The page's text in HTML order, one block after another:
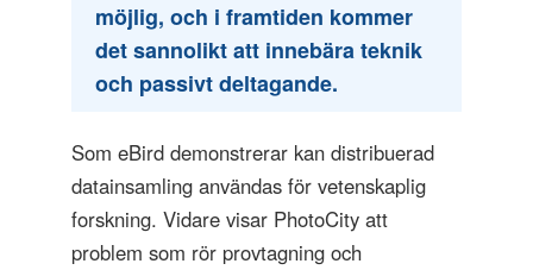
möjlig, och i framtiden kommer
det sannolikt att innebära teknik
och passivt deltagande.
Som eBird demonstrerar kan distribuerad
datainsamling användas för vetenskaplig
forskning. Vidare visar PhotoCity att
problem som rör provtagning och